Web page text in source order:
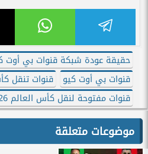
حقيقة عودة شبكة قنوات بي أوت كيو
قنوات بي أوت كيو
قنوات تنقل كأس
قنوات مفتوحة لنقل كأس العالم 2026
موضوعات متعلقة